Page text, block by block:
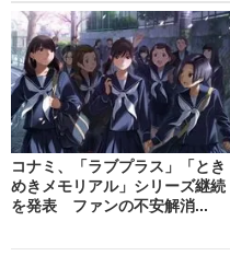
コナミ、「ラブプラス」「とき
めきメモリアル」シリーズ継続
を発表 ファンの不安解消...